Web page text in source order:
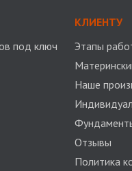
под ключ
КЛИЕНТУ
Этапы
Наше
Отзывы
Политика